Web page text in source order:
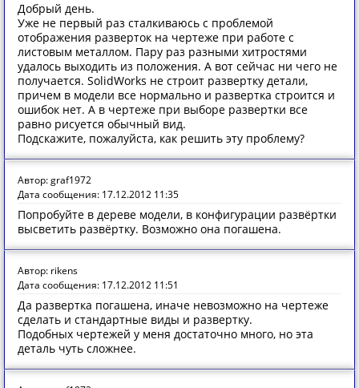
Добрый день.
Уже не первый раз сталкиваюсь с проблемой
отображения разверток на чертеже при работе с
листовым металлом. Пару раз разными хитростями
удалось выходить из положения. А вот сейчас ни чего не
получается. SolidWorks не строит развертку детали,
причем в модели все нормально и развертка строится и
ошибок нет. А в чертеже при выборе развертки все
равно рисуется обычный вид.
Подскажите, пожалуйста, как решить эту проблему?
Автор: graf1972
Дата сообщения: 17.12.2012 11:35
Попробуйте в дереве модели, в конфигурации развёртки
высветить развёртку. Возможно она погашена.
Автор: rikens
Дата сообщения: 17.12.2012 11:51
Да развертка погашена, иначе невозможно на чертеже
сделать и стандартные виды и развертку.
Подобных чертежей у меня достаточно много, но эта
деталь чуть сложнее.